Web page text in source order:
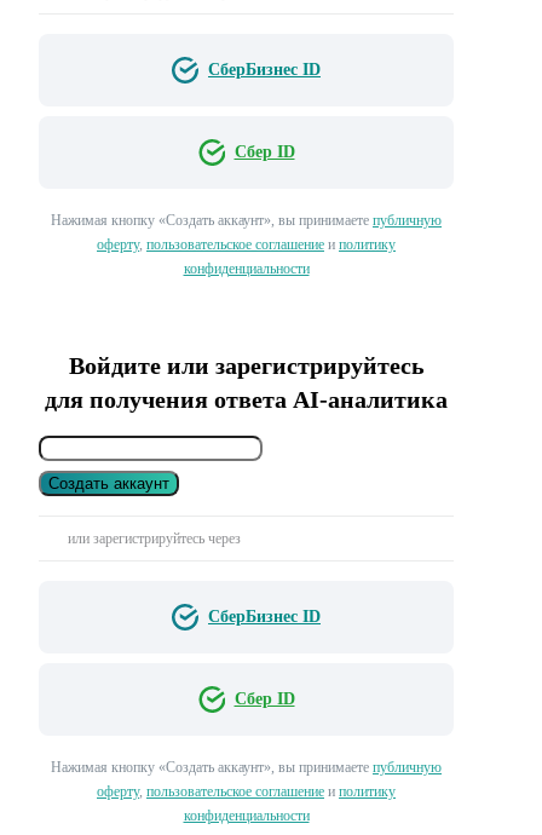
СберБизнес ID
Сбер ID
Нажимая кнопку «Создать аккаунт», вы принимаете публичную
оферту, пользовательское соглашение и политику
конфиденциальности
Войдите или зарегистрируйтесь
для получения ответа AI-аналитика
Создать аккаунт
или зарегистрируйтесь через
СберБизнес ID
Сбер ID
Нажимая кнопку «Создать аккаунт», вы принимаете публичную
оферту, пользовательское соглашение и политику
конфиденциальности